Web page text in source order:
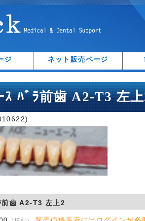
ジ ネット販売ページ
ｽ ﾊﾞﾗ前歯 A2-T3 左
前歯 A2-T3 左上2